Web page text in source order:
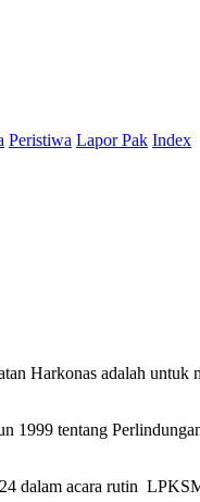
Peristiwa Lapor Pak Index
Harkonas adalah untuk
1999 tentang
acara rutin